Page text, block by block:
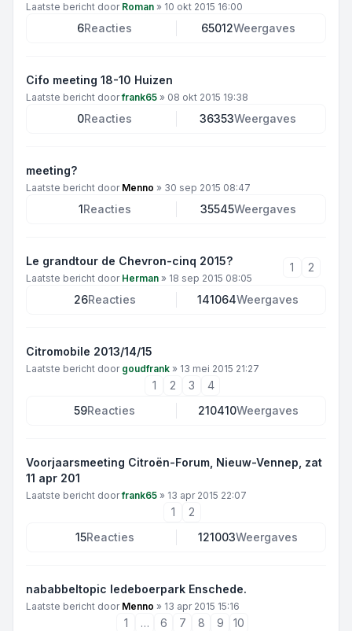
Laatste bericht door Roman » 10 okt 2015 16:00
6Reacties 65012Weergaves
Cifo meeting 18-10 Huizen
Laatste bericht doorfrank65 » 08 okt 2015 19:38
0Reacties 36353Weergaves
meeting?
Laatste bericht door Menno » 30 sep 2015 08:47
1Reacties 35545Weergaves
Le grandtour de Chevron-cinq 2015?
Laatste bericht door Herman » 18 sep 2015 08:05
1 2
26Reacties 141064Weergaves
Citromobile 2013/14/15
Laatste bericht door goudfrank » 13 mei 2015 21:27
1 2 3
4
59Reacties 210410Weergaves
Voorjaarsmeeting Citroën-Forum, Nieuw-Vennep, zat
11 apr 201
Laatste bericht doorfrank65 » 13 apr 2015 22:07
1
2
15Reacties 121003Weergaves
nababbeltopic ledeboerpark Enschede.
Laatste bericht door Menno » 13 apr 2015 15:16
1 … 6 7 8 9
10